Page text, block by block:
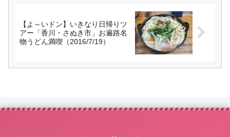
【よ～いドン】いきなり日帰りツ
アー「香川・さぬき市」お遍路名
物うどん満喫（2016/7/19）